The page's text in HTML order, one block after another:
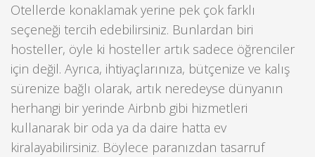
Otellerde konaklamak yerine pek çok farklı
seçeneği tercih edebilirsiniz. Bunlardan biri
hosteller, öyle ki hosteller artık sadece öğrenciler
için değil. Ayrıca, ihtiyaçlarınıza, bütçenize ve kalış
sürenize bağlı olarak, artık neredeyse dünyanın
herhangi bir yerinde Airbnb gibi hizmetleri
kullanarak bir oda ya da daire hatta ev
kiralayabilirsiniz. Böylece paranızdan tasarruf